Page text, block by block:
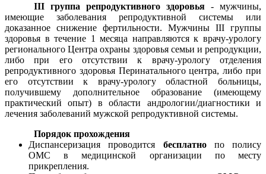
III группа репродуктивного здоровья - мужчины,
имеющие заболевания репродуктивной системы или
доказанное снижение фертильности. Мужчины III группы
здоровья в течение 1 месяца направляются к врачу-урологу
регионального Центра охраны здоровья семьи и репродукции,
либо при его отсутствии к врачу-урологу отделения
репродуктивного здоровья Перинатального центра, либо при
его отсутствии к врачу-урологу областной больницы,
получившему дополнительное образование (имеющему
практический опыт) в области андрологии/диагностики и
лечения заболеваний мужской репродуктивной системы.
Порядок прохождения
Диспансеризация проводится бесплатнопо полису
ОМС в медицинской организации по месту
прикрепления.